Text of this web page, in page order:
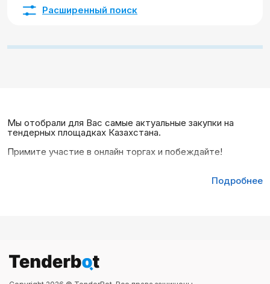
Расширенный поиск
Мы отобрали для Вас самые актуальные закупки на
тендерных площадках Казахстана.
Примите участие в онлайн торгах и побеждайте!
Подробнее